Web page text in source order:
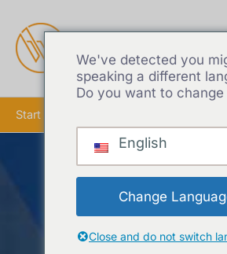
Start
5050
Extrusion
We've detected you
speaking a different
Do you want to change
English
Change
Close and do not switch